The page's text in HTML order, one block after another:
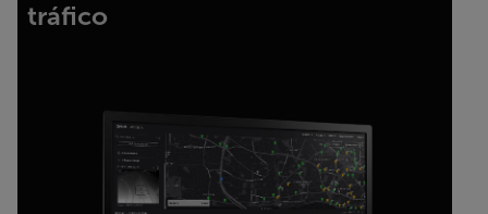
tráfico